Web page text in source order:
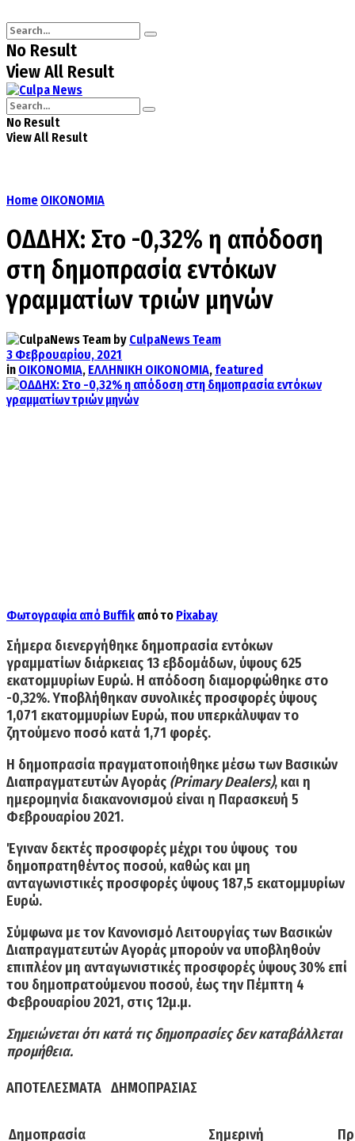
No Result
View All Result
No Result
View All Result
Home ΟΙΚΟΝΟΜΙΑ
ΟΔΔΗΧ: Στο -0,32% η απόδοση
στη δημοπρασία εντόκων
γραμματίων τριών μηνών
by CulpaNews Team
3 Φεβρουαρίου, 2021
in ΟΙΚΟΝΟΜΙΑ, ΕΛΛΗΝΙΚΗ ΟΙΚΟΝΟΜΙΑ, featured
Φωτογραφία από Buffik από το Pixabay
Σήμερα διενεργήθηκε δημοπρασία εντόκων
γραμματίων διάρκειας 13 εβδομάδων, ύψους 625
εκατομμυρίων Ευρώ. Η απόδοση διαμο­ρφώ­θηκε στο
-0,32%. Υποβλήθηκαν συνολι­κές προ­­­σφο­ρές ύψους
1,071 εκατομμυρίων Ευρώ, που υπερκά­λυψαν το
ζητούμενο ποσό κατά 1,71 φορές.
Η δημοπρασία πραγματοποιήθηκε μέσω των Βα­σικών
Διαπραγματευτών Αγοράς (Primary Dealers), και η
ημερομηνία διακανονισμού είναι η Παρασκευή 5
Φεβρουαρίου 2021.
Έγιναν δεκτές προσφορές μέχρι του ύψους του
δημοπρατηθέντος ποσού, κα­­θώς και μη
ανταγωνιστικές προσφορές ύψους 187,5 εκατομμυρίων
Ευρώ.
Σύμφωνα με τον Κανονισμό Λειτου­ργίας των Βασικών
Διαπραγματευτών Αγοράς μπορούν να υποβληθούν
επιπλέον μη ανταγωνιστικές προσφορές ύψους 30% επί
του δημοπρατούμενου ποσού, έως την Πέμπτη 4
Φεβρουαρίου 2021, στις 12μ.μ.
Σημειώνεται ότι κατά τις δημοπρασίες δεν καταβάλλεται
προμήθεια.
ΑΠΟΤΕΛΕΣΜΑΤΑ ΔΗΜΟΠΡΑΣΙΑΣ
Δημοπρασία Σημερινή